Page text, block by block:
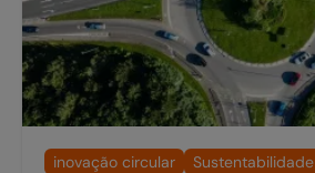
inovação circular
Sustentabilidade